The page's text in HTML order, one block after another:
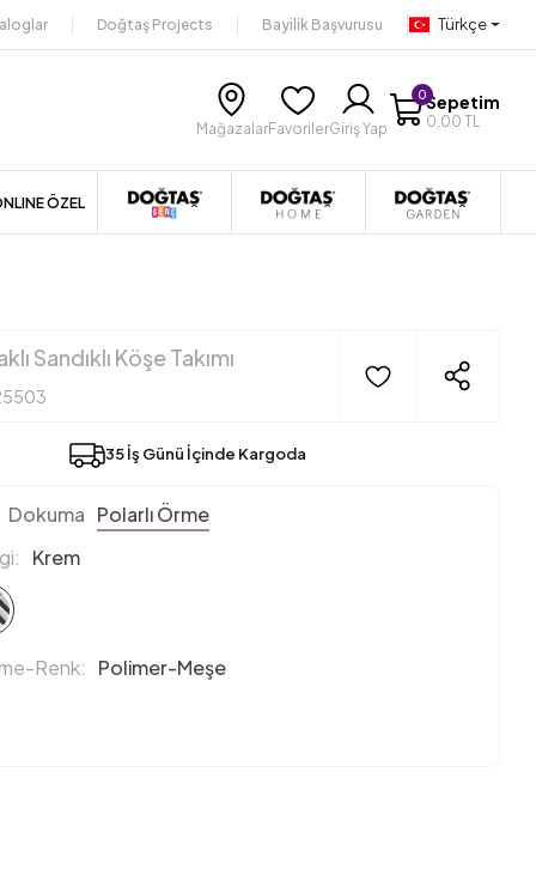
Doğtaş Projects Bayilik Başvurusu Türkçe
MağazalarFavorilerGiriş Yap
0Sepetim
0,00 TL
ÖZEL
Sandıklı Köşe Takımı
35 İş Günü İçinde Kargoda
Dokuma Polarlı Örme
Krem
Renk: Polimer-Meşe